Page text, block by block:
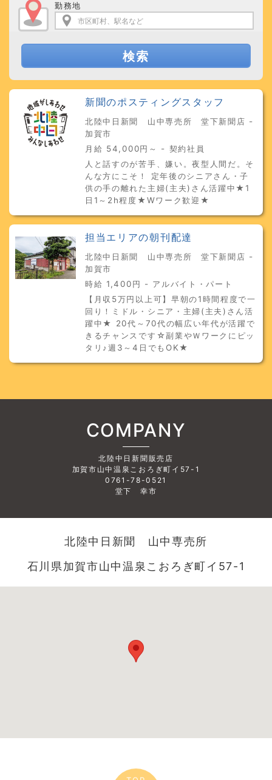
勤務地
検索
新聞のポスティングスタッフ
北陸中日新聞 山中専売所 堂下新聞店 -
加賀市
月給 54,000円～ - 契約社員
人と話すのが苦手、嫌い。夜型人間だ。そ
んな方にこそ！ 定年後のシニアさん・子
供の手の離れた主婦(主夫)さん活躍中★1
日1～2h程度★Wワーク歓迎★
担当エリアの朝刊配達
北陸中日新聞 山中専売所 堂下新聞店 -
加賀市
時給 1,400円 - アルバイト・パート
【月収5万円以上可】早朝の1時間程度で一
回り！ミドル・シニア・主婦(主夫)さん活
躍中★ 20代～70代の幅広い年代が活躍で
きるチャンスです☆副業やＷワークにピッ
タリ♪週3～4日でもOK★
COMPANY
北陸中日新聞販売店
加賀市山中温泉こおろぎ町イ57-1
0761-78-0521
堂下 幸市
北陸中日新聞 山中専売所
石川県加賀市山中温泉こおろぎ町イ57-1